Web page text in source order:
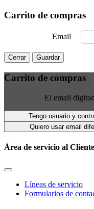
Carrito de compras
Email
Cerrar Guardar
Carrito de compras
El email
Tengo usuario y
Quiero usar email
Área de servicio al Cliente
Líneas de servicio
Formularios de